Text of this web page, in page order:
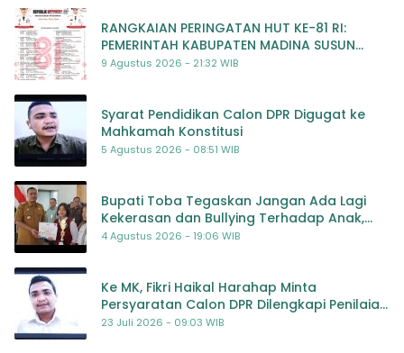
RANGKAIAN PERINGATAN HUT KE-81 RI:
PEMERINTAH KABUPATEN MADINA SUSUN
RENCANA KEGIATAN MERIAH DAN BERMAKNA
9 Agustus 2026 - 21:32 WIB
Syarat Pendidikan Calon DPR Digugat ke
Mahkamah Konstitusi
5 Agustus 2026 - 08:51 WIB
Bupati Toba Tegaskan Jangan Ada Lagi
Kekerasan dan Bullying Terhadap Anak,
Dorong Kolaborasi Seluruh Pihak
4 Agustus 2026 - 19:06 WIB
Ke MK, Fikri Haikal Harahap Minta
Persyaratan Calon DPR Dilengkapi Penilaian
Kompetensi
23 Juli 2026 - 09:03 WIB